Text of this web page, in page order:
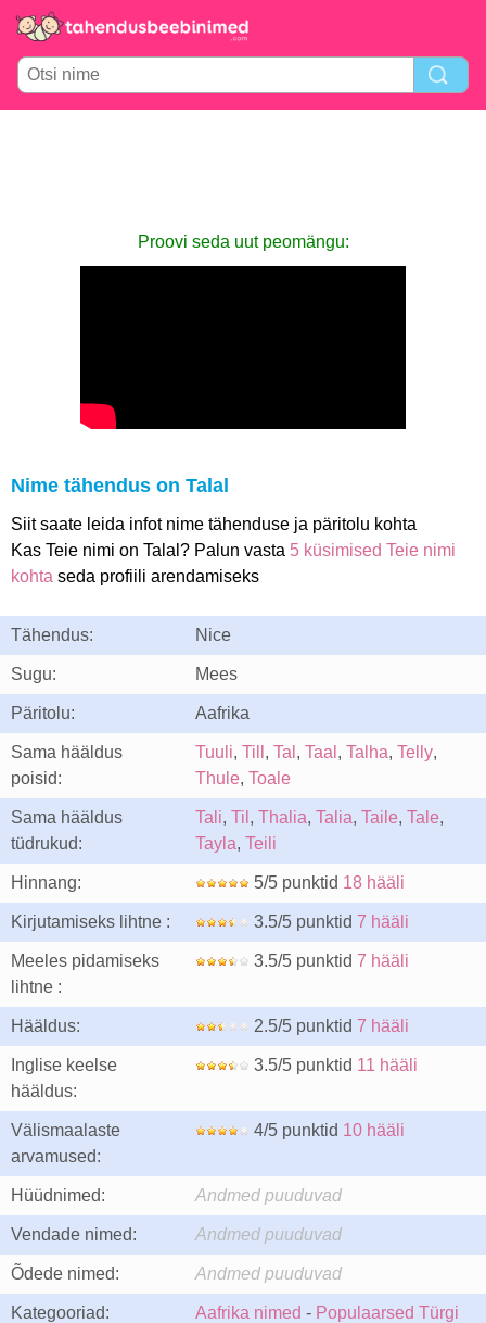
Proovi seda uut peomängu:
Nime tähendus on Talal
Siit saate leida infot nime tähenduse ja päritolu kohta
Kas Teie nimi on Talal? Palun vasta 5 küsimised Teie nimi
kohta seda profiili arendamiseks
Tähendus: Nice
Sugu: Mees
Päritolu: Aafrika
Sama hääldus
poisid:
Tuuli, Till , Tal , Taal , Talha, Telly,
Thule, Toale
Sama hääldus
tüdrukud:
Tali, Til , Thalia, Talia, Taile, Tale,
Tayla, Teili
Hinnang: 5/5 punktid 18 hääli
Kirjutamiseks lihtne : 3.5/5 punktid 7 hääli
Meeles pidamiseks
lihtne :
3.5/5 punktid 7 hääli
Hääldus: 2.5/5 punktid 7 hääli
Inglise keelse
hääldus:
3.5/5 punktid 11 hääli
Välismaalaste
arvamused:
4/5 punktid 10 hääli
Hüüdnimed: Andmed puuduvad
Vendade nimed: Andmed puuduvad
Õdede nimed: Andmed puuduvad
Kategooriad: Aafrika nimed - Populaarsed Türgi